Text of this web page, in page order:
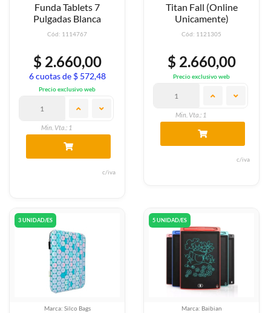
Funda Tablets 7
Pulgadas Blanca
Cód: 1114767
$ 2.660,00
6 cuotas de $ 572,48
Precio exclusivo web
Min. Vta.: 1
c/iva
Titan Fall (Online
Unicamente)
Cód: 1121305
$ 2.660,00
Precio exclusivo web
Min. Vta.: 1
c/iva
3 UNIDAD/ES
Marca: Silco Bags
5 UNIDAD/ES
Marca: Baibian